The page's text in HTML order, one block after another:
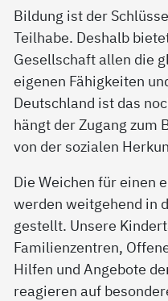
Bildung ist der
Teilhabe. Deshalb
Gesellschaft allen die
eigenen Fähigkeiten
Deutschland ist das
hängt der Zugang zum
von der sozialen
Die Weichen für einen
werden weitgehend in
gestellt. Unsere
Familienzentren,
Hilfen und Angebote
reagieren auf